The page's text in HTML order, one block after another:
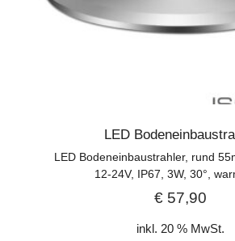
LED
LED Bodeneinbaustrahler, rund
12-24V, IP67, 3W, 30°,
€ 57,90
inkl. 20 % MwSt.